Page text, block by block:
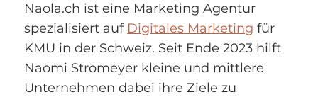
Naola.ch ist eine Marketing Agentur
spezialisiert auf Digitales Marketing für
KMU in der Schweiz. Seit Ende 2023 hilft
Naomi Stromeyer kleine und mittlere
Unternehmen dabei ihre Ziele zu